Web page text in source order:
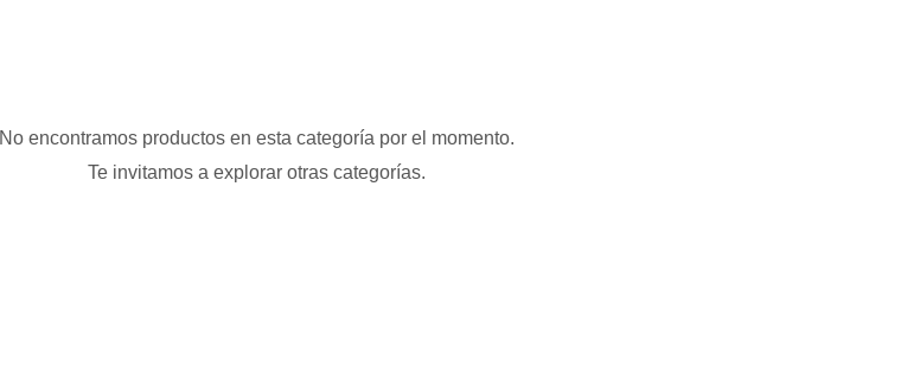
No encontramos productos en esta categoría por el momento.
Te invitamos a explorar otras categorías.